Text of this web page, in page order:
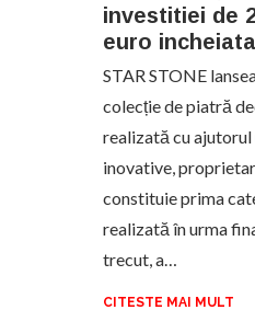
investitiei de
euro
STAR STONE
colecție de piatră
realizată cu
inovative,
constituie prima
realizată în urma
trecut, a…
CITESTE MAI MULT